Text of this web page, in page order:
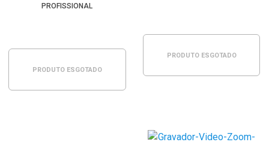
PROFISSIONAL
PRODUTO ESGOTADO
PRODUTO ESGOTADO